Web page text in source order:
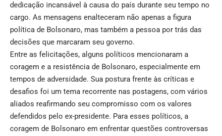
dedicação incansável à causa do país durante seu tempo no
cargo. As mensagens enalteceram não apenas a figura
política de Bolsonaro, mas também a pessoa por trás das
decisões que marcaram seu governo.
Entre as felicitações, alguns políticos mencionaram a
coragem e a resistência de Bolsonaro, especialmente em
tempos de adversidade. Sua postura frente às críticas e
desafios foi um tema recorrente nas postagens, com vários
aliados reafirmando seu compromisso com os valores
defendidos pelo ex-presidente. Para esses políticos, a
coragem de Bolsonaro em enfrentar questões controversas